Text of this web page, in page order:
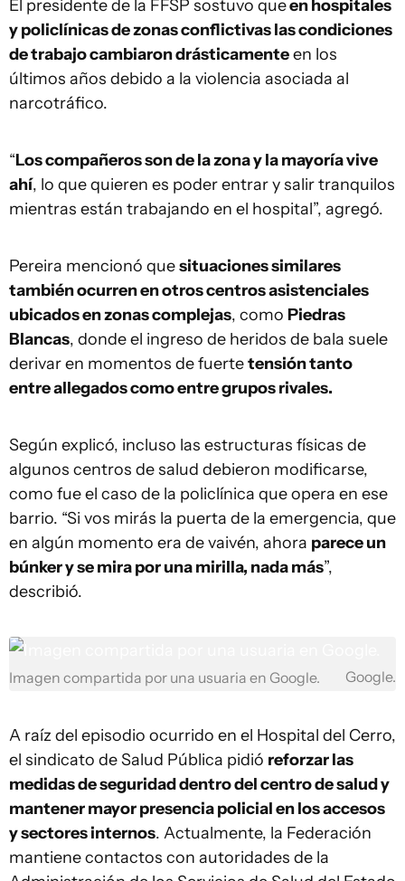
El presidente de la FFSP sostuvo queen hospitales
y policlínicas de zonas conflictivas las condiciones
de trabajo cambiaron drásticamenteen los
últimos años debido a la violencia asociada al
narcotráfico.
“Los compañeros son de la zona y la mayoría vive
ahí, lo que quieren es poder entrar y salir tranquilos
mientras están trabajando en el hospital”, agregó.
Pereira mencionó quesituaciones similares
también ocurren en otros centros asistenciales
ubicados en zonas complejas, como Piedras
Blancas, donde el ingreso de heridos de bala suele
derivar en momentos de fuertetensión tanto
entre allegados como entre grupos rivales.
Según explicó, incluso las estructuras físicas de
algunos centros de salud debieron modificarse,
como fue el caso de la policlínica que opera en ese
barrio. “Si vos mirás la puerta de la emergencia, que
en algún momento era de vaivén, ahora parece un
búnker y se mira por una mirilla, nada más”,
describió.
Imagen compartida por una usuaria en Google. Google.
A raíz del episodio ocurrido en el Hospital del Cerro,
el sindicato de Salud Pública pidió reforzar las
medidas de seguridad dentro del centro de salud y
mantener mayor presencia policial en los accesos
y sectores internos. Actualmente, la Federación
mantiene contactos con autoridades de la